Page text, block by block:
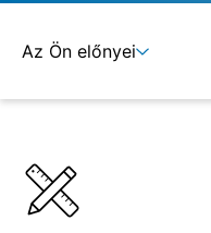
Az Ön előnyei
Kombinálható termékek
Rokon termékek